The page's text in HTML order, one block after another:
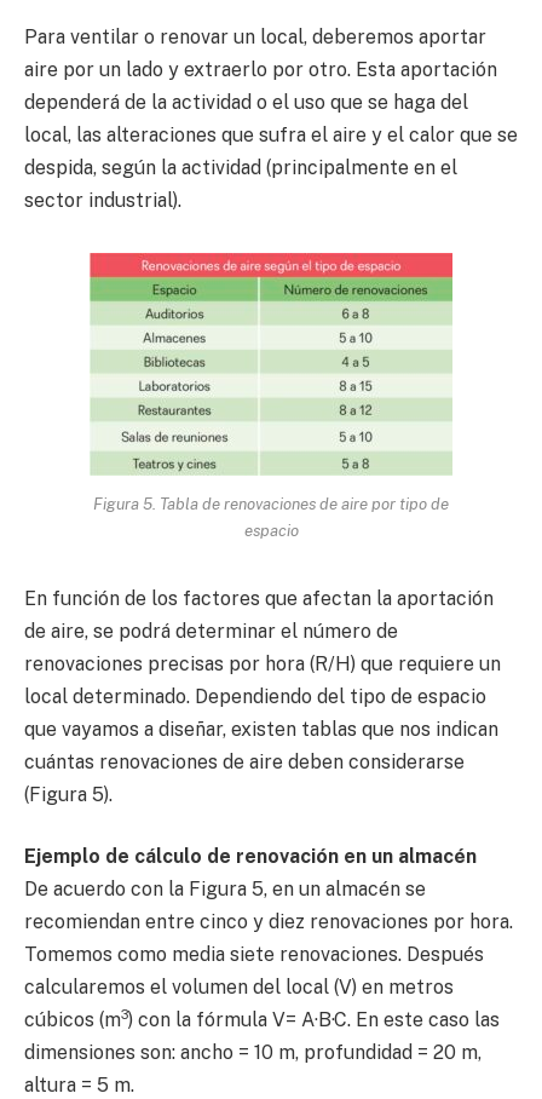
Para ventilar o renovar un local, deberemos aportar
aire por un lado y extraerlo por otro. Esta aportación
dependerá de la actividad o el uso que se haga del
local, las alteraciones que sufra el aire y el calor que se
despida, según la actividad (principalmente en el
sector industrial).
Figura 5. Tabla de renovaciones de aire por tipo de
espacio
En función de los factores que afectan la aportación
de aire, se podrá determinar el número de
renovaciones precisas por hora (R/H) que requiere un
local determinado. Dependiendo del tipo de espacio
que vayamos a diseñar, existen tablas que nos indican
cuántas renovaciones de aire deben considerarse
(Figura 5).
Ejemplo de cálculo de renovación en un almacén
De acuerdo con la Figura 5, en un almacén se
recomiendan entre cinco y diez renovaciones por hora.
Tomemos como media siete renovaciones. Después
calcularemos el volumen del local (V) en metros
cúbicos (m3) con la fórmula V= A·B·C. En este caso las
dimensiones son: ancho = 10 m, profundidad = 20 m,
altura = 5 m.